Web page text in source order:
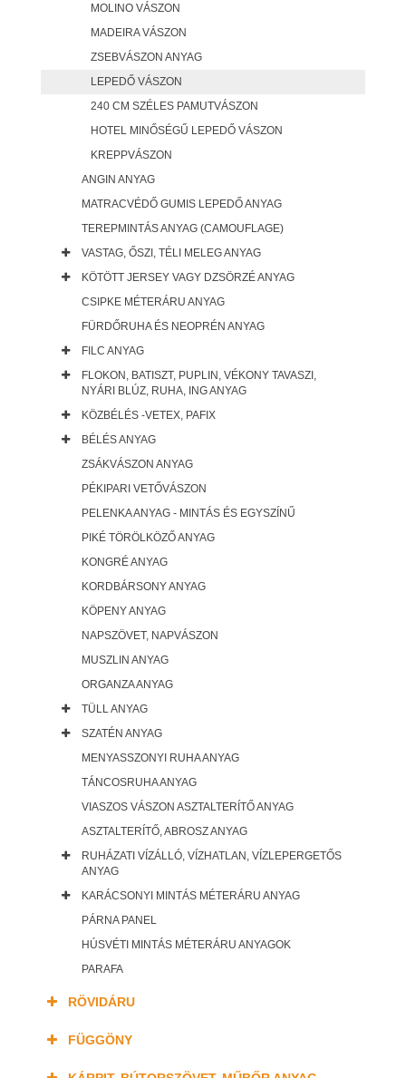
MOLINO VÁSZON
MADEIRA VÁSZON
ZSEBVÁSZON ANYAG
LEPEDŐ VÁSZON
240 CM SZÉLES PAMUTVÁSZON
HOTEL MINŐSÉGŰ LEPEDŐ VÁSZON
KREPPVÁSZON
ANGIN ANYAG
MATRACVÉDŐ GUMIS LEPEDŐ ANYAG
TEREPMINTÁS ANYAG (CAMOUFLAGE)
VASTAG, ŐSZI, TÉLI MELEG ANYAG
KÖTÖTT JERSEY VAGY DZSÖRZÉ ANYAG
CSIPKE MÉTERÁRU ANYAG
FÜRDŐRUHA ÉS NEOPRÉN ANYAG
FILC ANYAG
FLOKON, BATISZT, PUPLIN, VÉKONY TAVASZI,
NYÁRI BLÚZ, RUHA, ING ANYAG
KÖZBÉLÉS -VETEX, PAFIX
BÉLÉS ANYAG
ZSÁKVÁSZON ANYAG
PÉKIPARI VETŐVÁSZON
PELENKA ANYAG - MINTÁS ÉS EGYSZÍNŰ
PIKÉ TÖRÖLKÖZŐ ANYAG
KONGRÉ ANYAG
KORDBÁRSONY ANYAG
KÖPENY ANYAG
NAPSZÖVET, NAPVÁSZON
MUSZLIN ANYAG
ORGANZA ANYAG
TÜLL ANYAG
SZATÉN ANYAG
MENYASSZONYI RUHA ANYAG
TÁNCOSRUHA ANYAG
VIASZOS VÁSZON ASZTALTERÍTŐ ANYAG
ASZTALTERÍTŐ, ABROSZ ANYAG
RUHÁZATI VÍZÁLLÓ, VÍZHATLAN, VÍZLEPERGETŐS
ANYAG
KARÁCSONYI MINTÁS MÉTERÁRU ANYAG
PÁRNA PANEL
HÚSVÉTI MINTÁS MÉTERÁRU ANYAGOK
PARAFA
RÖVIDÁRU
FÜGGÖNY